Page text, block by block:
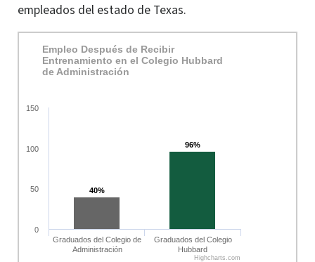
empleados del estado de Texas.
40%
40%
96%
96%
Graduados del Colegio de
Administración
Graduados del Colegio
Hubbard
0
50
100
150
Highcharts.com
Empleo Después de Recibir
Entrenamiento en el Colegio Hubbard
de Administración